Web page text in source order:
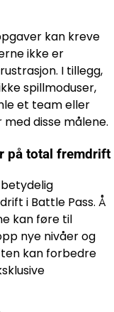
kan kreve
ikke er
I tillegg,
spillmoduser,
et team eller
disse målene.
på total fremdrift
i Battle Pass. Å
kan føre til
nye nivåer og
kan forbedre